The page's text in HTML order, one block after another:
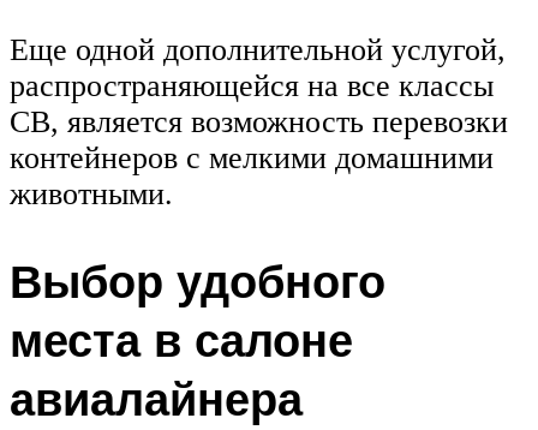
Еще одной дополнительной услугой,
распространяющейся на все классы
СВ, является возможность перевозки
контейнеров с мелкими домашними
животными.
Выбор удобного
места в салоне
авиалайнера